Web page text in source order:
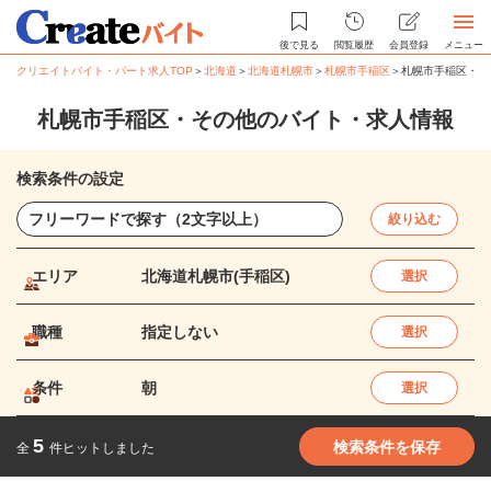
後で見る 閲覧履歴 会員登録 メニュー
クリエイトバイト・パート求人TOP ＞北海道 ＞北海道札幌市＞札幌市手稲区＞札幌市手稲区・
札幌市手稲区・その他のバイト・求人情報
検索条件の設定
絞り込む
エリア 北海道札幌市(手稲区) 選択
職種 指定しない 選択
条件 朝 選択
全 5 件ヒットしました 検索条件を保存